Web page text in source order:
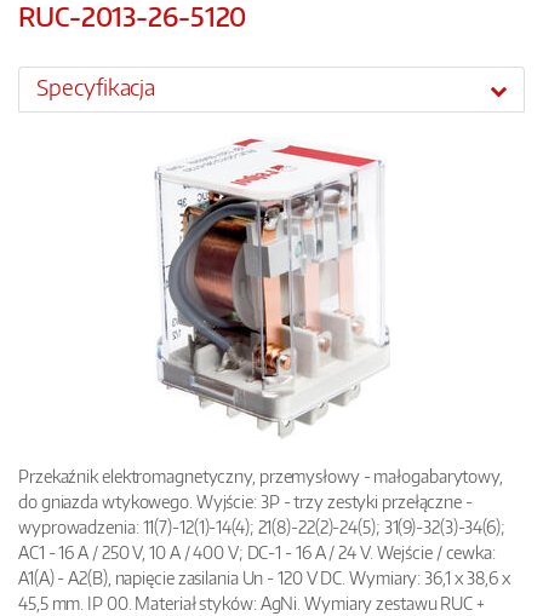
RUC-2013-26-5120
Specyfikacja
Przekaźnik elektromagnetyczny, przemysłowy - małogabarytowy,
do gniazda wtykowego. Wyjście: 3P - trzy zestyki przełączne -
wyprowadzenia: 11(7)-12(1)-14(4); 21(8)-22(2)-24(5); 31(9)-32(3)-34(6);
AC1 - 16 A / 250 V, 10 A / 400 V; DC-1 - 16 A / 24 V. Wejście / cewka:
A1(A) - A2(B), napięcie zasilania Un - 120 V DC. Wymiary: 36,1 x 38,6 x
45,5 mm. IP 00. Materiał styków: AgNi. Wymiary zestawu RUC +